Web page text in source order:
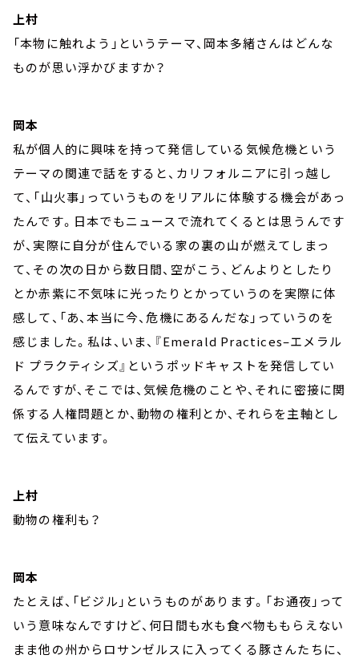
上村
「本物に触れよう」というテーマ、岡本多緒さんはどんな
ものが思い浮かびますか？
岡本
私が個人的に興味を持って発信している気候危機という
テーマの関連で話をすると、カリフォルニアに引っ越し
て、「山火事」っていうものをリアルに体験する機会があっ
たんです。日本でもニュースで流れてくるとは思うんです
が、実際に自分が住んでいる家の裏の山が燃えてしまっ
て、その次の日から数日間、空がこう、どんよりとしたり
とか赤紫に不気味に光ったりとかっていうのを実際に体
感して、「あ、本当に今、危機にあるんだな」っていうのを
感じました。私は、いま、『Emerald Practices–エメラル
ド プラクティシズ』というポッドキャストを発信してい
るんですが、そこでは、気候危機のことや、それに密接に関
係する人権問題とか、動物の権利とか、それらを主軸とし
て伝えています。
上村
動物の権利も？
岡本
たとえば、「ビジル」というものがあります。「お通夜」って
いう意味なんですけど、何日間も水も食べ物ももらえない
まま他の州からロサンゼルスに入ってくる豚さんたちに、